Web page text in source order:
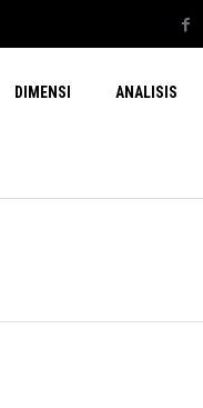
DIMENSI ANALISIS